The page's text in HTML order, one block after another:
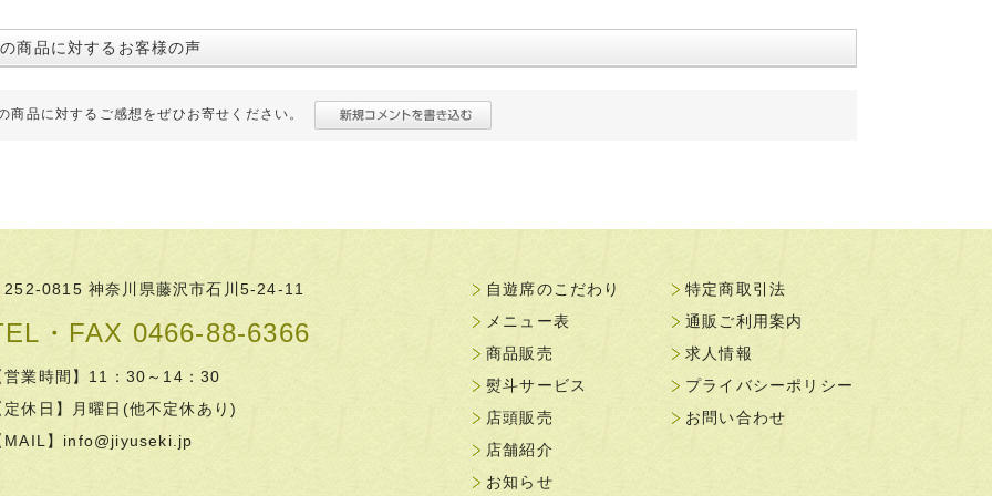
商品に対するお客様の声
商品に対するご感想をぜひお寄せください。
252-0815 神奈川県藤沢市石川5-24-11
・FAX 0466-88-6366
営業時間】11：30～14：30
定休日】月曜日(他不定休あり)
MAIL】 info@jiyuseki.jp
自遊席のこだわり
メニュー表
商品販売
熨斗サービス
店頭販売
店舗紹介
お知らせ
特定商取引法
通販ご利用案内
求人情報
プライバシーポリシー
お問い合わせ